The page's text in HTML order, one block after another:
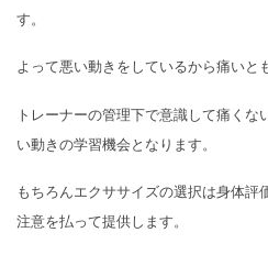
す。
よって悪い動きをしているから痛いと
トレーナーの管理下で意識して痛くな
い動きの学習機会となります。
もちろんエクササイズの選択は身体評
注意を払って提供します。